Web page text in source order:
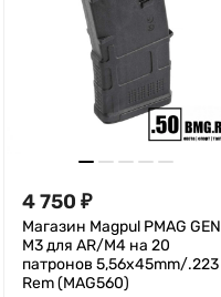
4 750 ₽
Магазин Magpul PMAG GEN
M3 для AR/M4 на 20
патронов 5,56x45mm/.223
Rem (MAG560)